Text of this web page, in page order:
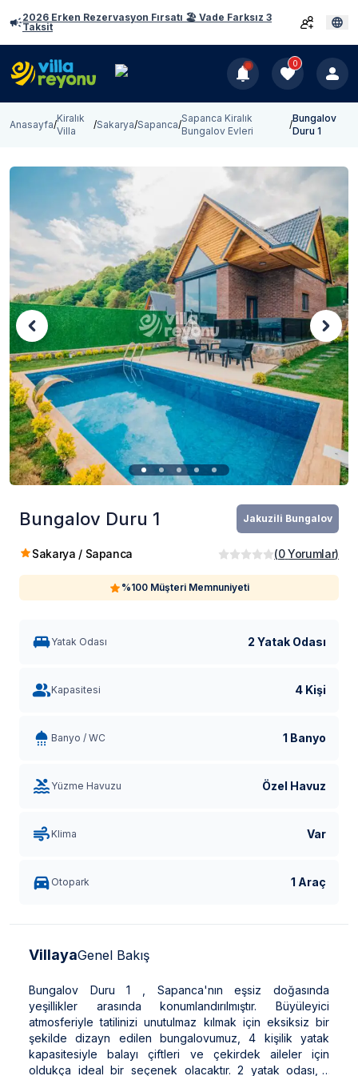
2026 Erken Rezervasyon Fırsatı 🏖️ Vade Farksız 3
Taksit
0
Anasayfa/
Kiralık
Villa
/Sakarya/Sapanca/
Sapanca Kiralık
Bungalov Evleri
/
Bungalov
Duru 1
Bungalov Duru 1 Jakuzili Bungalov
Sakarya / Sapanca (0 Yorumlar)
%100 Müşteri Memnuniyeti
Yatak Odası 2 Yatak Odası
Kapasitesi 4 Kişi
Banyo / WC 1 Banyo
Yüzme Havuzu Özel Havuz
Klima Var
Otopark 1 Araç
VillayaGenel Bakış
Bungalov Duru 1 , Sapanca'nın eşsiz doğasında
yeşillikler arasında konumlandırılmıştır. Büyüleyici
atmosferiyle tatilinizi unutulmaz kılmak için eksiksiz bir
şekilde dizayn edilen bungalovumuz, 4 kişilik yatak
kapasitesiyle balayı çiftleri ve çekirdek aileler için
oldukça ideal bir seçenek olacaktır. 2 yatak odası, 1